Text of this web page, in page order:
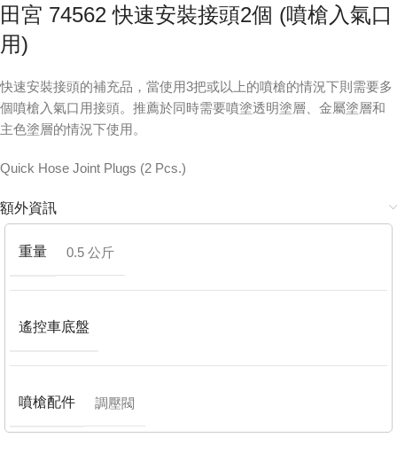
田宮 74562 快速安裝接頭2個 (噴槍入氣口
用)
快速安裝接頭的補充品，當使用3把或以上的噴槍的情況下則需要多
個噴槍入氣口用接頭。推薦於同時需要噴塗透明塗層、金屬塗層和
主色塗層的情況下使用。
Quick Hose Joint Plugs (2 Pcs.)
額外資訊
重量 0.5 公斤
遙控車底盤
噴槍配件 調壓閥